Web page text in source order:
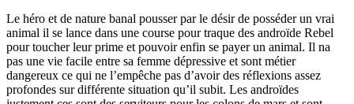
Le héro et de nature banal pousser par le désir de posséder un vrai
animal il se lance dans une course pour traque des androïde Rebel
pour toucher leur prime et pouvoir enfin se payer un animal. Il na
pas une vie facile entre sa femme dépressive et sont métier
dangereux ce qui ne l’empêche pas d’avoir des réflexions assez
profondes sur différente situation qu’il subit. Les androïdes